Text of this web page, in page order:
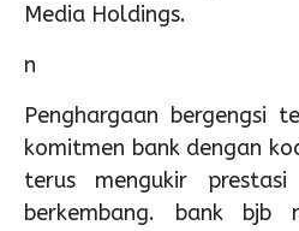
Media Holdings.
n
Penghargaan bergengsi
komitmen bank dengan
terus mengukir
berkembang. bank bjb